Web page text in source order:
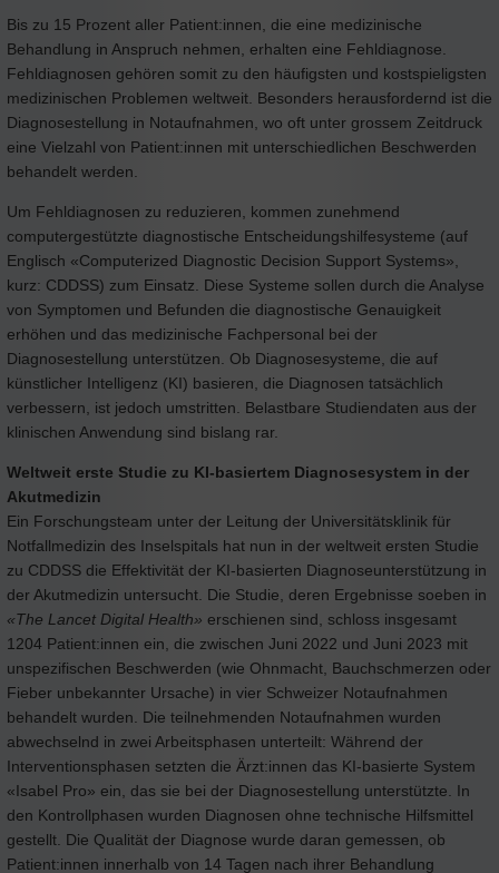
Bis zu 15 Prozent aller Patient:innen, die eine medizinische
Behandlung in Anspruch nehmen, erhalten eine Fehldiagnose.
Fehldiagnosen gehören somit zu den häufigsten und kostspieligsten
medizinischen Problemen weltweit. Besonders herausfordernd ist die
Diagnosestellung in Notaufnahmen, wo oft unter grossem Zeitdruck
eine Vielzahl von Patient:innen mit unterschiedlichen Beschwerden
behandelt werden.
Um Fehldiagnosen zu reduzieren, kommen zunehmend
computergestützte diagnostische Entscheidungshilfesysteme (auf
Englisch «Computerized Diagnostic Decision Support Systems»,
kurz: CDDSS) zum Einsatz. Diese Systeme sollen durch die Analyse
von Symptomen und Befunden die diagnostische Genauigkeit
erhöhen und das medizinische Fachpersonal bei der
Diagnosestellung unterstützen. Ob Diagnosesysteme, die auf
künstlicher Intelligenz (KI) basieren, die Diagnosen tatsächlich
verbessern, ist jedoch umstritten. Belastbare Studiendaten aus der
klinischen Anwendung sind bislang rar.
Weltweit erste Studie zu KI-basiertem Diagnosesystem in der
Akutmedizin
Ein Forschungsteam unter der Leitung der Universitätsklinik für
Notfallmedizin des Inselspitals hat nun in der weltweit ersten Studie
zu CDDSS die Effektivität der KI-basierten Diagnoseunterstützung in
der Akutmedizin untersucht. Die Studie, deren Ergebnisse soeben in
«The Lancet Digital Health» erschienen sind, schloss insgesamt
1204 Patient:innen ein, die zwischen Juni 2022 und Juni 2023 mit
unspezifischen Beschwerden (wie Ohnmacht, Bauchschmerzen oder
Fieber unbekannter Ursache) in vier Schweizer Notaufnahmen
behandelt wurden. Die teilnehmenden Notaufnahmen wurden
abwechselnd in zwei Arbeitsphasen unterteilt: Während der
Interventionsphasen setzten die Ärzt:innen das KI-basierte System
«Isabel Pro» ein, das sie bei der Diagnosestellung unterstützte. In
den Kontrollphasen wurden Diagnosen ohne technische Hilfsmittel
gestellt. Die Qualität der Diagnose wurde daran gemessen, ob
Patient:innen innerhalb von 14 Tagen nach ihrer Behandlung